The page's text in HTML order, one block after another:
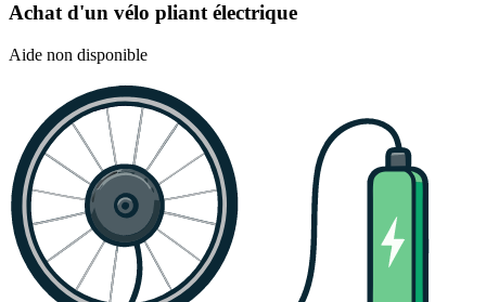
Achat d'un vélo pliant électrique
Aide non disponible